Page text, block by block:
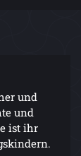
und
und
ist ihr